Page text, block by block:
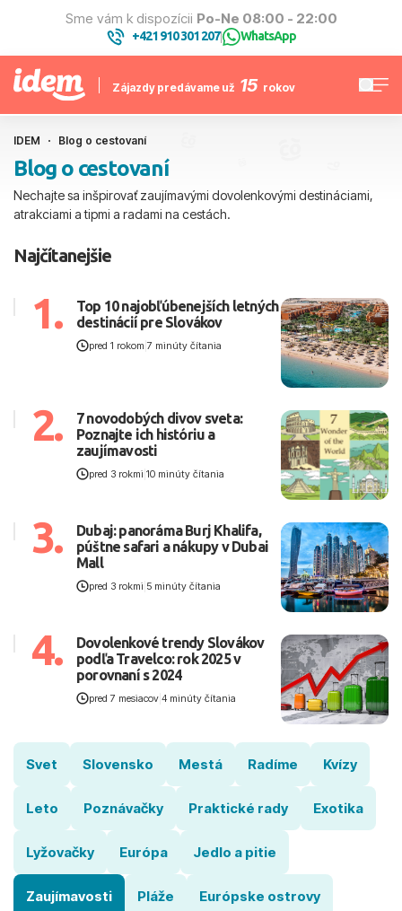
Sme vám k dispozícii Po-Ne 08:00 - 22:00
+421 910 301 207| WhatsApp
Zájazdy predávame už 15 rokov
IDEM Blog o cestovaní
Blog o cestovaní
Nechajte sa inšpirovať zaujímavými dovolenkovými destináciami,
atrakciami a tipmi a radami na cestách.
Najčítanejšie
1.
Top 10 najobľúbenejších letných
destinácií pre Slovákov
pred 1 rokom |7 minúty čítania
2.
7 novodobých divov sveta:
Poznajte ich históriu a
zaujímavosti
pred 3 rokmi 10 minúty čítania
3.
Dubaj: panoráma Burj Khalifa,
púštne safari a nákupy v Dubai
Mall
pred 3 rokmi 5 minúty čítania
4.
Dovolenkové trendy Slovákov
podľa Travelco: rok 2025 v
porovnaní s 2024
pred 7 mesiacov 4 minúty čítania
Svet Slovensko Mestá Radíme Kvízy
Leto Poznávačky Praktické rady Exotika
Lyžovačky Európa Jedlo a pitie
Zaujímavosti Pláže Európske ostrovy